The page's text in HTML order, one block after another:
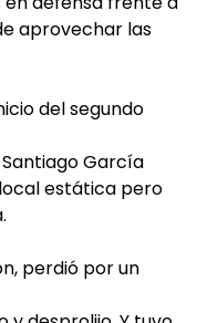
aprovechar las
del segundo
García
estática pero
perdió por un